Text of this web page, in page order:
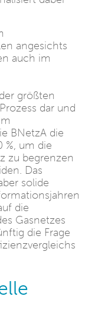
angesichts
auch im
größten
dar und
BNetzA die
%, um die
zu begrenzen
Das
solide
die
Gasnetzes
die Frage